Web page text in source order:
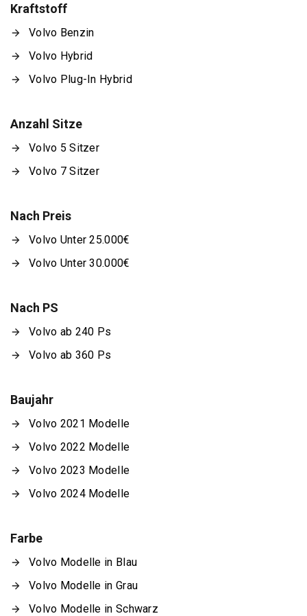
Kraftstoff
Volvo Benzin
Volvo Hybrid
Volvo Plug-In Hybrid
Anzahl Sitze
Volvo 5 Sitzer
Volvo 7 Sitzer
Nach Preis
Volvo Unter 25.000€
Volvo Unter 30.000€
Nach PS
Volvo ab 240 Ps
Volvo ab 360 Ps
Baujahr
Volvo 2021 Modelle
Volvo 2022 Modelle
Volvo 2023 Modelle
Volvo 2024 Modelle
Farbe
Volvo Modelle in Blau
Volvo Modelle in Grau
Volvo Modelle in Schwarz